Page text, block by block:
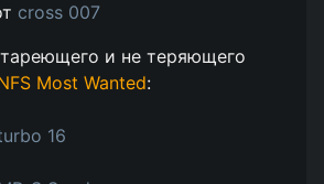
cross 007
и не теряющего
Most Wanted:
16